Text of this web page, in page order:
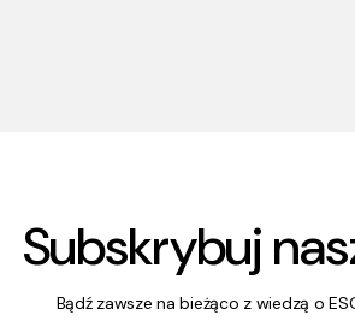
Subskrybuj
Bądź zawsze na bieżąco z wiedzą o